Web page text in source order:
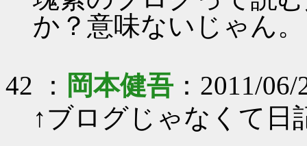
か？意味ないじゃん。
42 ： 岡本健吾：2011/06/
↑ブログじゃなくて日